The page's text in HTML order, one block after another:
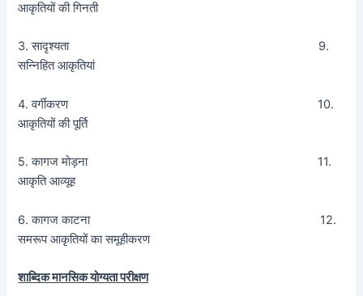
आकृतियों की गिनती
3. सादृश्यता 9.
सन्निहित आकृतियां
4. वर्गीकरण 10.
आकृतियों की पूर्ति
5. कागज मोड़ना 11.
आकृति आव्यूह
6. कागज काटना 12.
समरूप आकृतियों का समूहीकरण
शाब्दिक मानसिक योग्यता परीक्षण